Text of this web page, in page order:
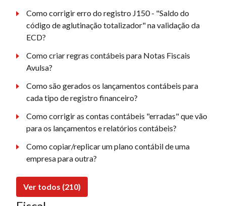
Como corrigir erro do registro J150 - "Saldo do
código de aglutinação totalizador" na validação da
ECD?
Como criar regras contábeis para Notas Fiscais
Avulsa?
Como são gerados os lançamentos contábeis para
cada tipo de registro financeiro?
Como corrigir as contas contábeis "erradas" que vão
para os lançamentos e relatórios contábeis?
Como copiar/replicar um plano contábil de uma
empresa para outra?
Ver todos (210)